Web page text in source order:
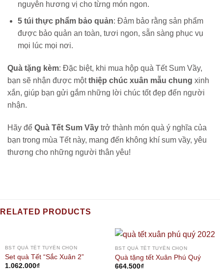
nguyên hương vị cho từng món ngon.
5 túi thực phẩm bảo quản: Đảm bảo rằng sản phẩm
được bảo quản an toàn, tươi ngon, sẵn sàng phục vụ
mọi lúc mọi nơi.
Quà tặng kèm: Đặc biệt, khi mua hộp quà Tết Sum Vầy,
bạn sẽ nhận được mộtthiệp chúc xuân mẫu chung xinh
xắn, giúp bạn gửi gắm những lời chúc tốt đẹp đến người
nhận.
Hãy để Quà Tết Sum Vầy trở thành món quà ý nghĩa của
bạn trong mùa Tết này, mang đến không khí sum vầy, yêu
thương cho những người thân yêu!
RELATED PRODUCTS
BST QUÀ TẾT TUYỂN CHỌN
Set quà Tết “Sắc Xuân 2”
1.062.000₫
BST QUÀ TẾT TUYỂN CHỌN
Quà tặng tết Xuân Phú Quý
664.500₫